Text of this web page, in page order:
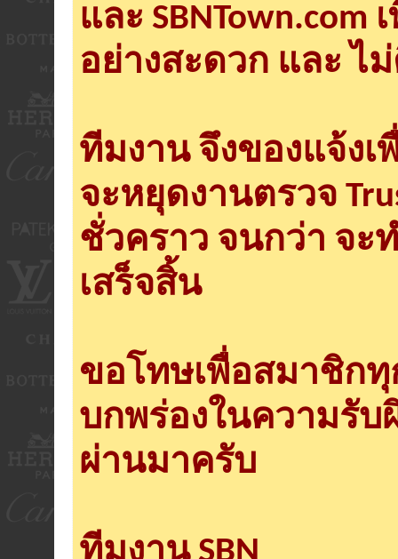
และ
อย่างสะดวก และ ไ
ทีมงาน จึงของแจ้ง
จะหยุดงานตรวจ
ชั่วคราว จนกว่า จะ
เสร็จสิ้น
ขอโทษเพื่อสมาชิก
บกพร่องในความรั
ผ่านมาครับ